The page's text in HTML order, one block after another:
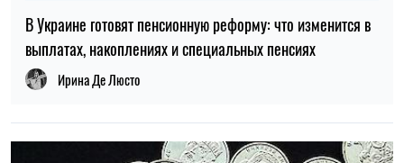
22:30, 23.07.2026
Украинцам выплатят до 37 800 грн: кто может получить
новую помощь от «Каритаса»